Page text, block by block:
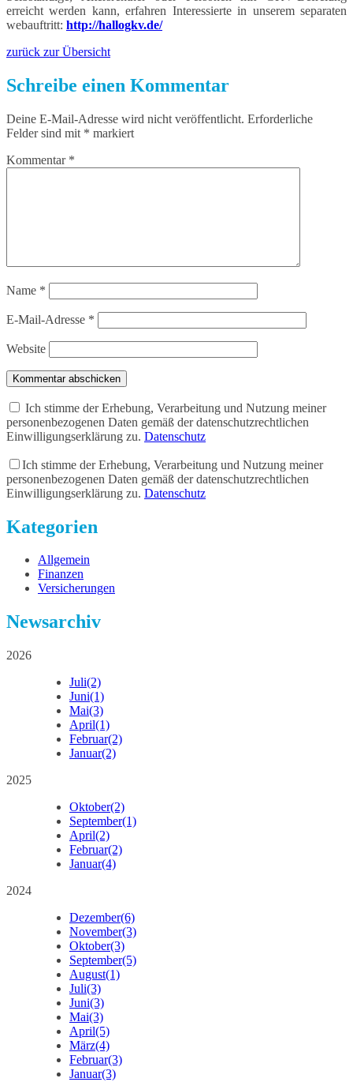
erreicht werden kann, erfahren Interessierte in unserem separaten
webauftritt: http://hallogkv.de/
zurück zur Übersicht
Schreibe einen Kommentar
Deine E-Mail-Adresse wird nicht veröffentlicht. Erforderliche
Felder sind mit * markiert
Kommentar *
Name *
E-Mail-Adresse *
Website
Kommentar abschicken
Ich stimme der Erhebung, Verarbeitung und Nutzung meiner
personenbezogenen Daten gemäß der datenschutzrechtlichen
Einwilligungserklärung zu. Datenschutz
Ich stimme der Erhebung, Verarbeitung und Nutzung meiner
personenbezogenen Daten gemäß der datenschutzrechtlichen
Einwilligungserklärung zu. Datenschutz
Kategorien
Allgemein
Finanzen
Versicherungen
Newsarchiv
2026
Juli(2)
Juni(1)
Mai(3)
April(1)
Februar(2)
Januar(2)
2025
Oktober(2)
September(1)
April(2)
Februar(2)
Januar(4)
2024
Dezember(6)
November(3)
Oktober(3)
September(5)
August(1)
Juli(3)
Juni(3)
Mai(3)
April(5)
März(4)
Februar(3)
Januar(3)